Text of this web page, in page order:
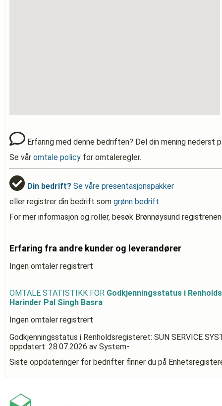
Erfaring med denne bedriften? Del din mening nederst
Se vår omtale policy for omtaleregler.
Din bedrift? Se våre presentasjonspakker
eller registrer din bedrift som grønn bedrift
For mer informasjon og roller, besøk Brønnøysund
Erfaring fra andre kunder og leverandører
Ingen omtaler registrert
OMTALE STATISTIKK FOR Godkjenningsstatus i
Harinder Pal Singh Basra
Ingen omtaler registrert
Godkjenningsstatus i Renholdsregisteret: SUN SERVICE
oppdatert: 28.07.2026 av System-
Siste oppdateringer for bedrifter finner du på